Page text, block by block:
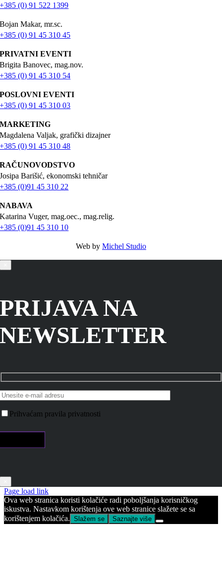
+385 (0) 91 522 1399
Bojan Makar, mr.sc.
+385 (0) 91 45 310 45
PRIVATNI EVENTI
Brigita Banovec, mag.nov.
+385 (0) 91 45 310 54
POSLOVNI EVENTI
+385 (0) 91 45 310 03
MARKETING
Magdalena Valjak, grafički dizajner
+385 (0) 91 45 310 48
RAČUNOVODSTVO
Josipa Barišić, ekonomski tehničar
+385 (0)91 45 310 22
NABAVA
Katarina Vuger, mag.oec., mag.relig.
+385 (0)91 45 310 10
Web by Michel Studio
PRIJAVA NA
NEWSLETTER
Prihvaćam pravila privatnosti
Page load link
Ova web stranica koristi kolačiće radi poboljšanja korisničkog
iskustva. Nastavkom korištenja ove web stranice slažete se sa
korištenjem kolačića. Slažem se Saznajte više